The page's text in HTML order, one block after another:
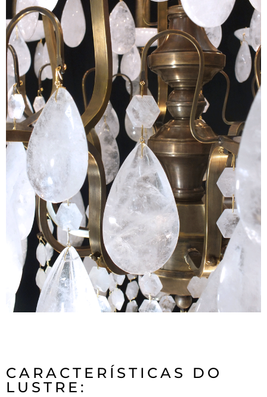
CARACTERÍSTICAS DO
LUSTRE: